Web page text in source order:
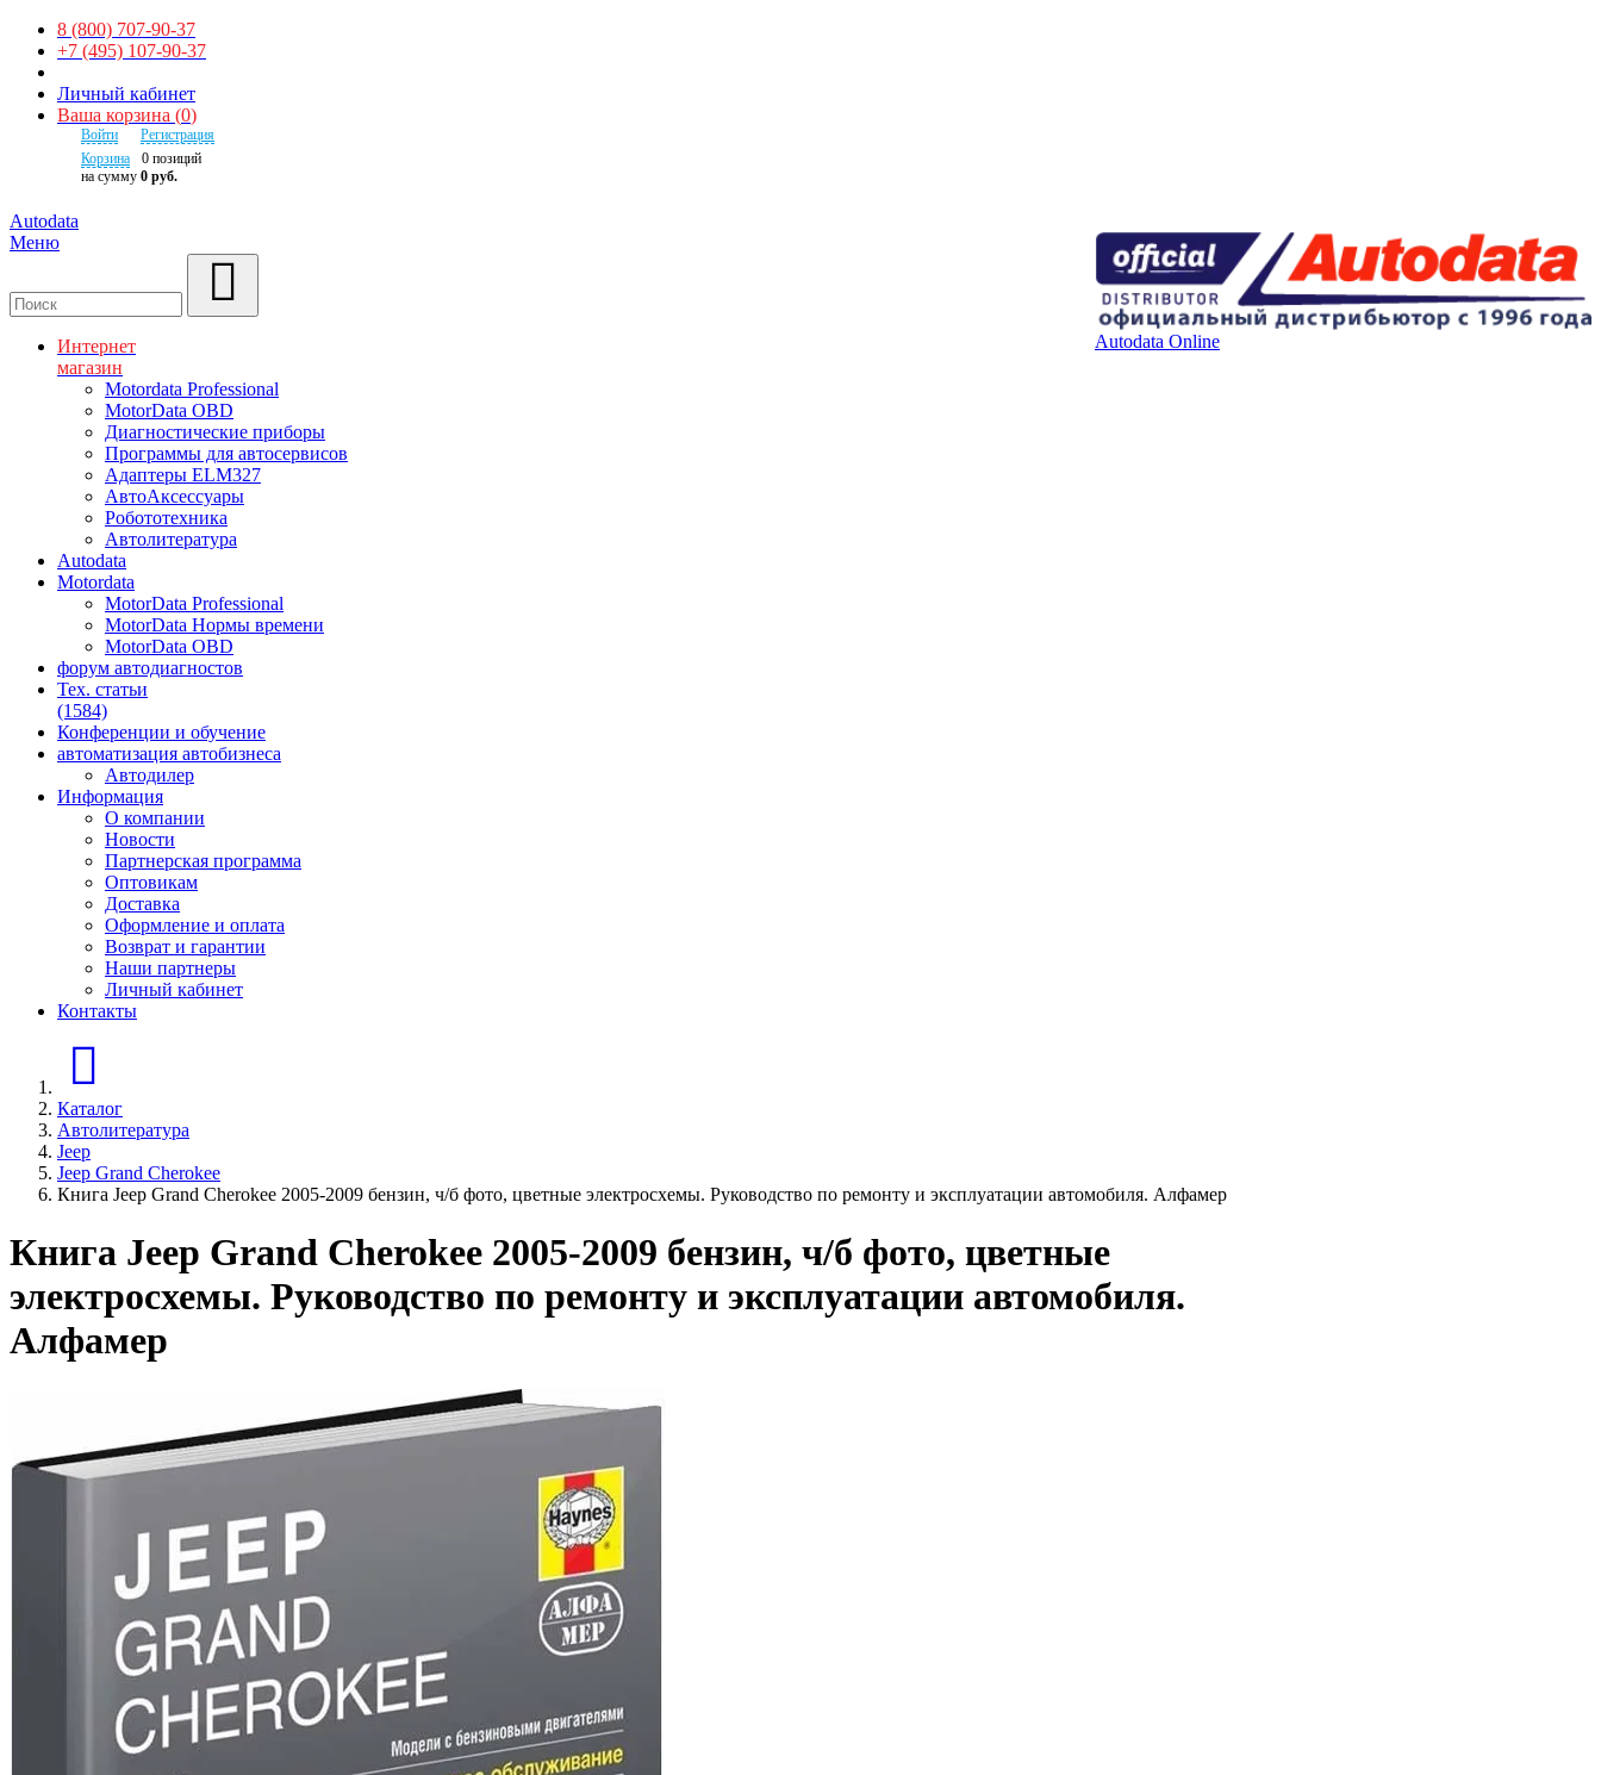
8 (800) 707-90-37
+7 (495) 107-90-37
Личный кабинет
Ваша корзина (0)
Войти
Регистрация
Корзина
0 позиций
на сумму 0 руб.
Autodata
Autodata Online
Меню
Интернет
магазин
Motordata Professional
MotorData OBD
Диагностические приборы
Программы для автосервисов
Адаптеры ELM327
АвтоАксессуары
Робототехника
Автолитература
Autodata
Motordata
MotorData Professional
MotorData Нормы времени
MotorData OBD
форум автодиагностов
Тех. статьи
(1584)
Конференции и обучение
автоматизация автобизнеса
Автодилер
Информация
О компании
Новости
Партнерская программа
Оптовикам
Доставка
Оформление и оплата
Возврат и гарантии
Наши партнеры
Личный кабинет
Контакты
Каталог
Автолитература
Jeep
Jeep Grand Cherokee
Книга Jeep Grand Cherokee 2005-2009 бензин, ч/б фото, цветные электросхемы. Руководство по ремонту и эксплуатации автомобиля. Алфамер
Книга Jeep Grand Cherokee 2005-2009 бензин, ч/б фото, цветные
электросхемы. Руководство по ремонту и эксплуатации автомобиля.
Алфамер